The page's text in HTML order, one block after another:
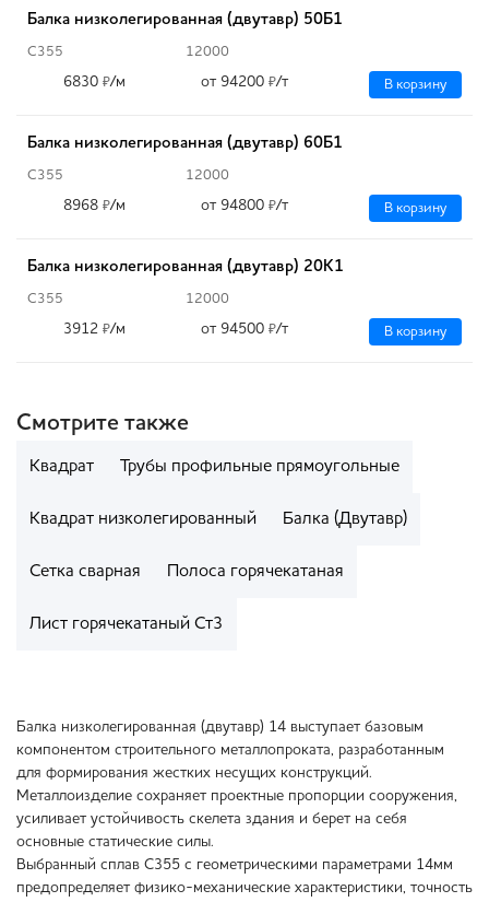
Балка низколегированная (двутавр) 50Б1
С355 12000
6830 ₽/м от 94200 ₽/т В корзину
Балка низколегированная (двутавр) 60Б1
С355 12000
8968 ₽/м от 94800 ₽/т В корзину
Балка низколегированная (двутавр) 20К1
С355 12000
3912 ₽/м от 94500 ₽/т В корзину
Смотрите также
Квадрат Трубы профильные прямоугольные
Квадрат низколегированный Балка (Двутавр)
Сетка сварная Полоса горячекатаная
Лист горячекатаный Ст3
Балка низколегированная (двутавр) 14 выступает базовым
компонентом строительного металлопроката, разработанным
для формирования жестких несущих конструкций.
Металлоизделие сохраняет проектные пропорции сооружения,
усиливает устойчивость скелета здания и берет на себя
основные статические силы.
Выбранный сплав С355 с геометрическими параметрами 14мм
предопределяет физико-механические характеристики, точность